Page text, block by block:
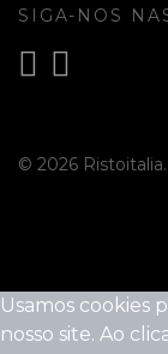
SIGA-NOS
© 2026
Usamos cookies
nosso site. Ao